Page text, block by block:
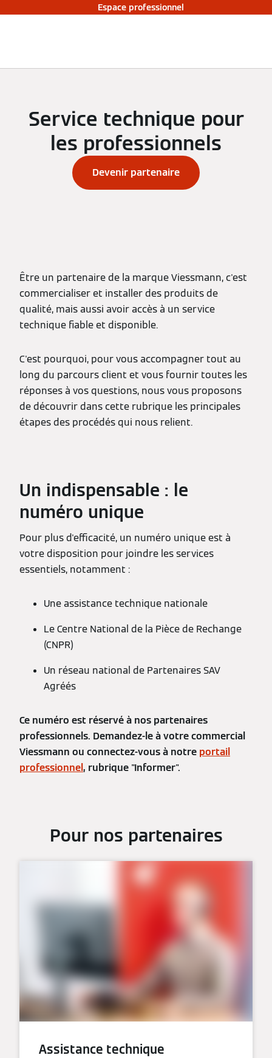
Espace professionnel
Service technique pour
les professionnels
Devenir partenaire
Être un partenaire de la marque Viessmann, c'est
commercialiser et installer des produits de
qualité, mais aussi avoir accès à un service
technique fiable et disponible.
C'est pourquoi, pour vous accompagner tout au
long du parcours client et vous fournir toutes les
réponses à vos questions, nous vous proposons
de découvrir dans cette rubrique les principales
étapes des procédés qui nous relient.
Un indispensable : le
numéro unique
Pour plus d'efficacité, un numéro unique est à
votre disposition pour joindre les services
essentiels, notamment :
Une assistance technique nationale
Le Centre National de la Pièce de Rechange
(CNPR)
Un réseau national de Partenaires SAV
Agréés
Ce numéro est réservé à nos partenaires
professionnels. Demandez-le à votre commercial
Viessmann ou connectez-vous à notre portail
professionnel, rubrique "Informer".
Pour nos partenaires
Assistance technique